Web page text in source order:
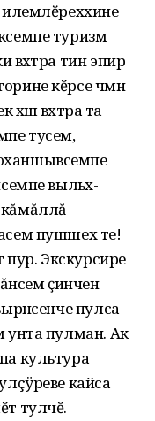
илемлӗреххине
туризм
тин эпир
кӗрсе чӑмнӑ
хӑш вӑхӑтра та
тусем,
выльӑх-
кăмăллă
пушшех те!
Экскурсире
ҫинчен
пулса
унта пулман. Акӑ
культура
кайса
тулчӗ.